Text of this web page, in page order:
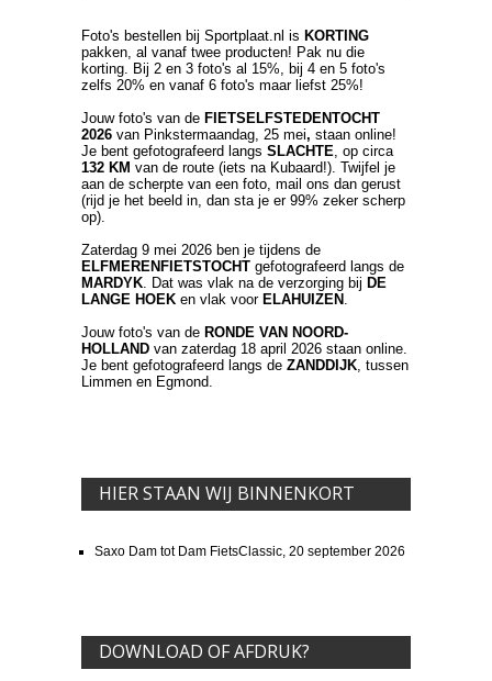
Foto's bestellen bij Sportplaat.nl is KORTING
pakken, al vanaf twee producten! Pak nu die
korting. Bij 2 en 3 foto's al 15%, bij 4 en 5 foto's
zelfs 20% en vanaf 6 foto's maar liefst 25%!
Jouw foto's van de FIETSELFSTEDENTOCHT
2026 van Pinkstermaandag, 25 mei, staan online!
Je bent gefotografeerd langs SLACHTE, op circa
132 KM van de route (iets na Kubaard!). Twijfel je
aan de scherpte van een foto, mail ons dan gerust
(rijd je het beeld in, dan sta je er 99% zeker scherp
op).
Zaterdag 9 mei 2026 ben je tijdens de
ELFMERENFIETSTOCHT gefotografeerd langs de
MARDYK. Dat was vlak na de verzorging bij DE
LANGE HOEK en vlak voor ELAHUIZEN .
Jouw foto's van de RONDE VAN NOORD-
HOLLAND van zaterdag 18 april 2026 staan online.
Je bent gefotografeerd langs de ZANDDIJK, tussen
Limmen en Egmond.
HIER STAAN WIJ BINNENKORT
Saxo Dam tot Dam FietsClassic, 20 september 2026
DOWNLOAD OF AFDRUK?